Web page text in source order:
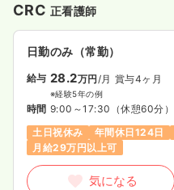
CRC 正看護師
日勤のみ（常勤）
給与 28.2万円/月 賞与4ヶ月
※経験5年の例
時間 9:00～17:30 （休憩60分）
土日祝休み
年間休日124日
月給29万円以上可
気になる